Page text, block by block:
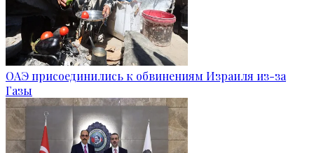
ОАЭ присоединились к обвинениям Израиля из-за
Газы